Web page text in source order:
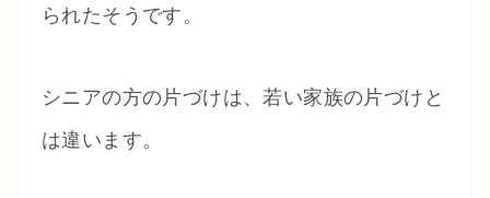
られたそうです。
シニアの方の片づけは、若い家族の片づけと
は違います。